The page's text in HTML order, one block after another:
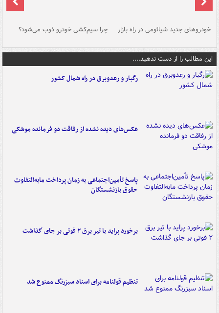
خودروهای جدید شیائومی در راه بازار چرا سیم‌کشی خودرو ذوب می‌شود؟
این مطالب را از دست ندهید....
رگبار و رعدوبرق در راه شمال کشور
عکس‌های دیده نشده از رفاقت دو فرمانده‌ موشکی
پاسخ تأمین‌اجتماعی به زمان پرداخت مابه‌التفاوت
حقوق بازنشستگان
برخورد پراید با تیر برق ۲ فوتی بر جای گذاشت
تنظیم قولنامه برای اسناد سبزرنگ ممنوع شد